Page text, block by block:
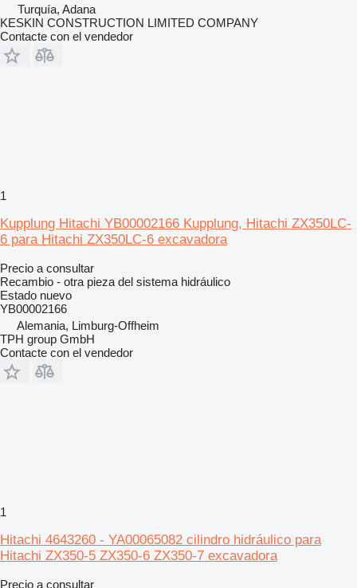
Turquía, Adana
KESKIN CONSTRUCTION LIMITED COMPANY
Contacte con el vendedor
1
Kupplung Hitachi YB00002166 Kupplung, Hitachi ZX350LC-
6 para Hitachi ZX350LC-6 excavadora
Precio a consultar
Recambio - otra pieza del sistema hidráulico
Estado nuevo
YB00002166
Alemania, Limburg-Offheim
TPH group GmbH
Contacte con el vendedor
1
Hitachi 4643260 - YA00065082 cilindro hidráulico para
Hitachi ZX350-5 ZX350-6 ZX350-7 excavadora
Precio a consultar